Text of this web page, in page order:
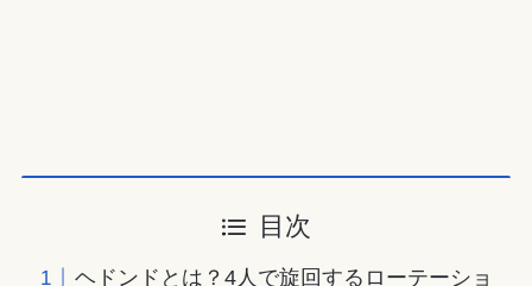
目次
ヘドンドとは？4人で旋回するローテーショ